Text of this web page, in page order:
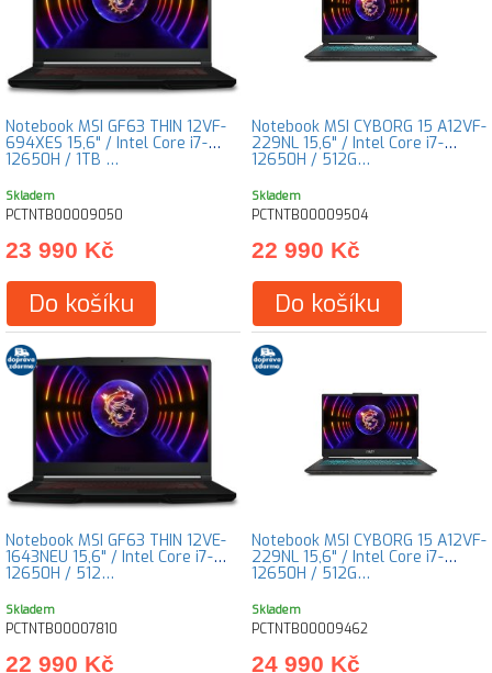
Notebook MSI GF63 THIN 12VF-
694XES 15,6" / Intel Core i7-
12650H / 1TB …
Skladem
PCTNTB00009050
23 990 Kč
Do košíku
Notebook MSI CYBORG 15 A12VF-
229NL 15,6" / Intel Core i7-
12650H / 512G…
Skladem
PCTNTB00009504
22 990 Kč
Do košíku
Notebook MSI GF63 THIN 12VE-
1643NEU 15,6" / Intel Core i7-
12650H / 512…
Skladem
PCTNTB00007810
22 990 Kč
Notebook MSI CYBORG 15 A12VF-
229NL 15,6" / Intel Core i7-
12650H / 512G…
Skladem
PCTNTB00009462
24 990 Kč